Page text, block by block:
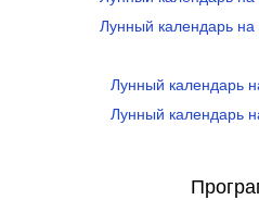
Лунный календарь на
Лунный календарь
Лунный календарь